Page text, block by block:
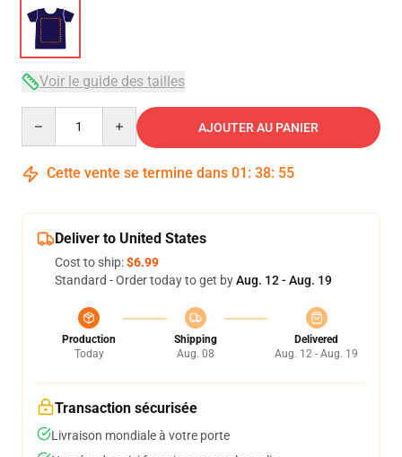
Voir le guide des tailles
AJOUTER AU PANIER
Cette vente se termine dans 01 : 38: 54
Deliver to United States
Cost to ship:$6.99
Standard - Order today to get byAug. 12 - Aug. 19
Production
Today
Shipping
Aug. 08
Delivered
Aug. 12 - Aug. 19
Transaction sécurisée
Livraison mondiale à votre porte